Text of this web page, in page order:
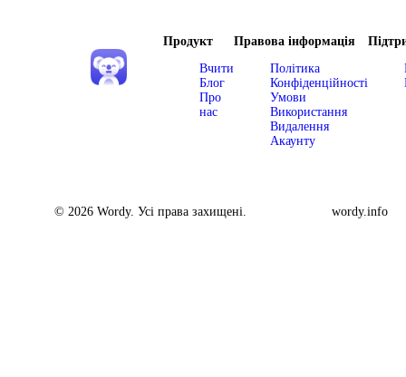
Продукт
Вчити
Блог
Про
нас
Правова інформація
Політика
Конфіденційності
Умови
Використання
Видалення
Акаунту
© 2026 Wordy. Усі права захищені. wordy.info